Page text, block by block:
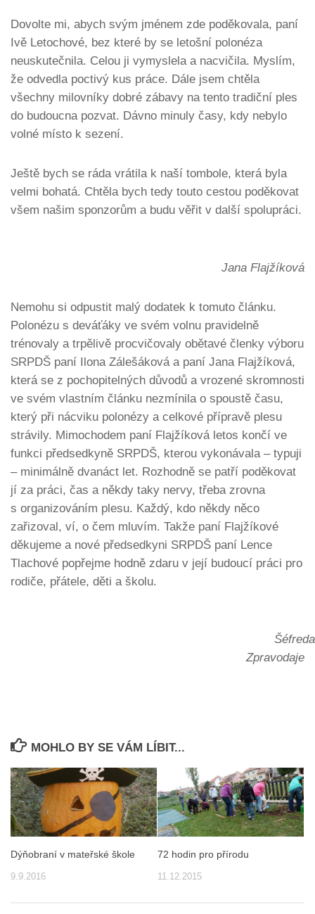
Dovolte mi, abych svým jménem zde poděkovala, paní
Ivě Letochové, bez které by se letošní polonéza
neuskutečnila. Celou ji vymyslela a nacvičila. Myslím,
že odvedla poctivý kus práce. Dále jsem chtěla
všechny milovníky dobré zábavy na tento tradiční ples
do budoucna pozvat. Dávno minuly časy, kdy nebylo
volné místo k sezení.
Ještě bych se ráda vrátila k naší tombole, která byla
velmi bohatá. Chtěla bych tedy touto cestou poděkovat
všem našim sponzorům a budu věřit v další spolupráci.
Jana Flajžíková
Nemohu si odpustit malý dodatek k tomuto článku.
Polonézu s deváťáky ve svém volnu pravidelně
trénovaly a trpělivě procvičovaly obětavé členky výboru
SRPDŠ paní Ilona Zálešáková a paní Jana Flajžíková,
která se z pochopitelných důvodů a vrozené skromnosti
ve svém vlastním článku nezmínila o spoustě času,
který při nácviku polonézy a celkové přípravě plesu
strávily. Mimochodem paní Flajžíková letos končí ve
funkci předsedkyně SRPDŠ, kterou vykonávala – typuji
– minimálně dvanáct let. Rozhodně se patří poděkovat
jí za práci, čas a někdy taky nervy, třeba zrovna
s organizováním plesu. Každý, kdo někdy něco
zařizoval, ví, o čem mluvím. Takže paní Flajžíkové
děkujeme a nové předsedkyni SRPDŠ paní Lence
Tlachové popřejme hodně zdaru v její budoucí práci pro
rodiče, přátele, děti a školu.
Zpravodaje
MOHLO BY SE VÁM LÍBIT...
Dýňobraní v mateřské škole
9.9.2016
72 hodin pro přírodu
11.12.2015